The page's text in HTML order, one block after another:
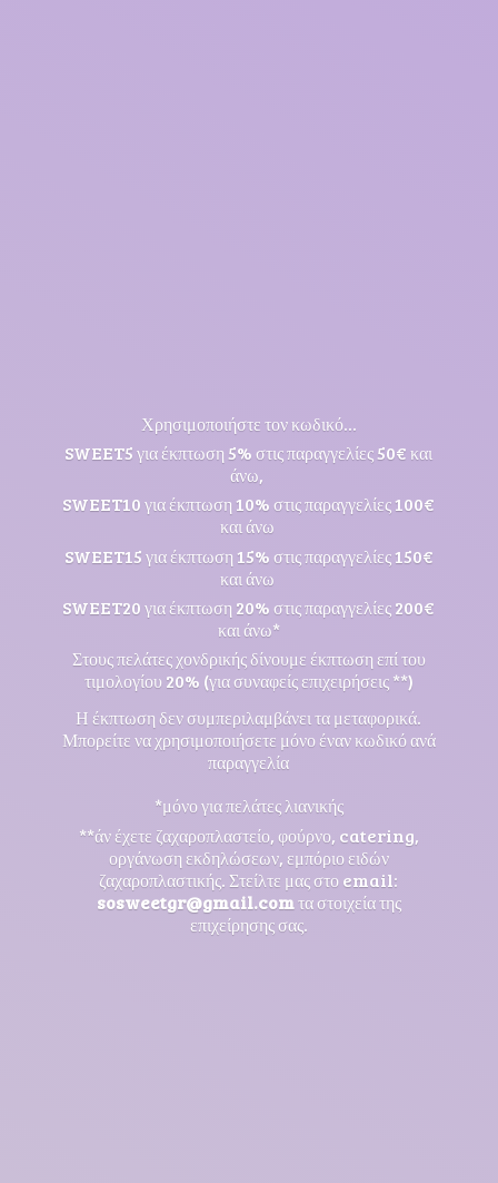
Χρησιμοποιήστε τον κωδικό...
SWEET5 για έκπτωση 5% στις παραγγελίες 50€ και
άνω,
SWEET10 για έκπτωση 10% στις παραγγελίες 100€
και άνω
SWEET15 για έκπτωση 15% στις παραγγελίες 150€
και άνω
SWEET20 για έκπτωση 20% στις παραγγελίες 200€
και άνω*
Στους πελάτες χονδρικής δίνουμε έκπτωση επί του
τιμολογίου 20% (για συναφείς επιχειρήσεις **)
Η έκπτωση δεν συμπεριλαμβάνει τα μεταφορικά.
Μπορείτε να χρησιμοποιήσετε μόνο έναν κωδικό ανά
παραγγελία
*μόνο για πελάτες λιανικής
**άν έχετε ζαχαροπλαστείο, φούρνο, catering,
οργάνωση εκδηλώσεων, εμπόριο ειδών
ζαχαροπλαστικής. Στείλτε μας στο email:
sosweetgr@gmail.comτα στοιχεία της
επιχείρησης σας.